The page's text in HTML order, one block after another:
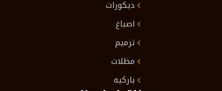
ديكورات
اصباغ
ترميم
مظلات
باركيه